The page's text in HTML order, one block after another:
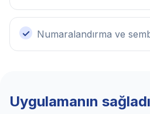
Numaralandırma ve
Uygulamanın